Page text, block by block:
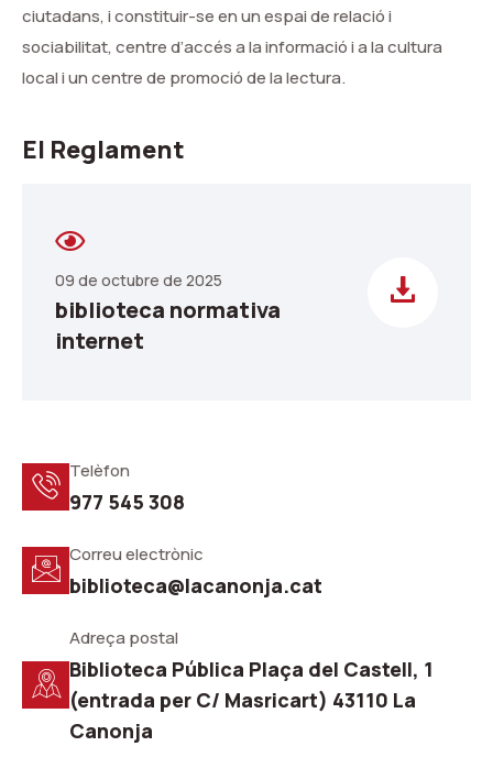
ciutadans, i constituir-se en un espai de relació i
sociabilitat, centre d’accés a la informació i a la cultura
local i un centre de promoció de la lectura.
El Reglament
09 de octubre de 2025
biblioteca normativa
internet
Telèfon
977 545 308
Correu electrònic
biblioteca@lacanonja.cat
Adreça postal
Biblioteca Pública Plaça del Castell, 1
(entrada per C/ Masricart) 43110 La
Canonja